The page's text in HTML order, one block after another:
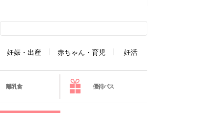
妊娠・出産 赤ちゃん・育児 妊活
離乳食 優待パス